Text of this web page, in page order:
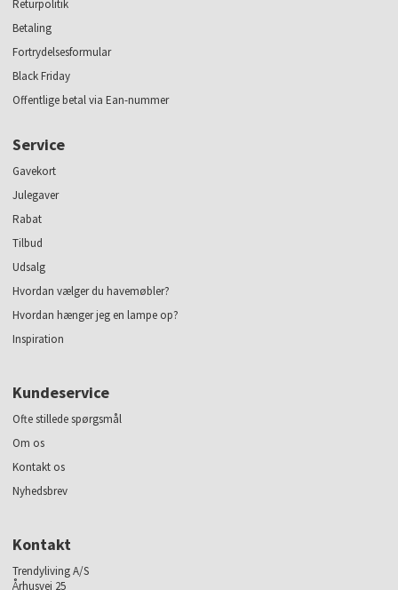
Returpolitik
Betaling
Fortrydelsesformular
Black Friday
Offentlige betal via Ean-nummer
Service
Gavekort
Julegaver
Rabat
Tilbud
Udsalg
Hvordan vælger du havemøbler?
Hvordan hænger jeg en lampe op?
Inspiration
Kundeservice
Ofte stillede spørgsmål
Om os
Kontakt os
Nyhedsbrev
Kontakt
Trendyliving A/S
Århusvej 25